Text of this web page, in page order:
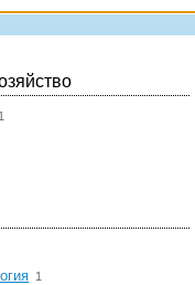
1
1